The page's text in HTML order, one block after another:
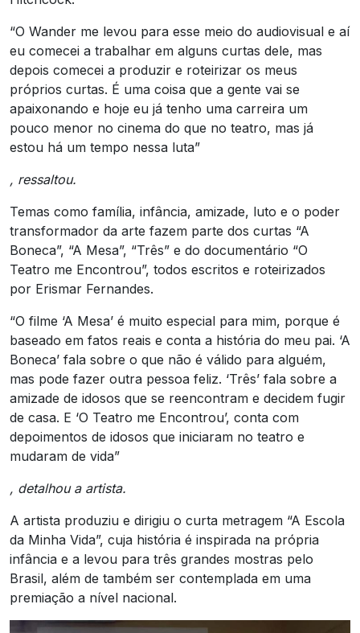
“O Wander me levou para esse meio do audiovisual e aí
eu comecei a trabalhar em alguns curtas dele, mas
depois comecei a produzir e roteirizar os meus
próprios curtas. É uma coisa que a gente vai se
apaixonando e hoje eu já tenho uma carreira um
pouco menor no cinema do que no teatro, mas já
estou há um tempo nessa luta”
, ressaltou.
Temas como família, infância, amizade, luto e o poder
transformador da arte fazem parte dos curtas “A
Boneca”, “A Mesa”, “Três” e do documentário “O
Teatro me Encontrou”, todos escritos e roteirizados
por Erismar Fernandes.
“O filme ‘A Mesa’ é muito especial para mim, porque é
baseado em fatos reais e conta a história do meu pai. ‘A
Boneca’ fala sobre o que não é válido para alguém,
mas pode fazer outra pessoa feliz. ‘Três’ fala sobre a
amizade de idosos que se reencontram e decidem fugir
de casa. E ‘O Teatro me Encontrou’, conta com
depoimentos de idosos que iniciaram no teatro e
mudaram de vida”
, detalhou a artista.
A artista produziu e dirigiu o curta metragem “A Escola
da Minha Vida”, cuja história é inspirada na própria
infância e a levou para três grandes mostras pelo
Brasil, além de também ser contemplada em uma
premiação a nível nacional.